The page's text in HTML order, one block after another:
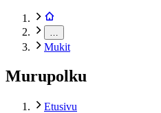
Mukit
Murupolku
Etusivu